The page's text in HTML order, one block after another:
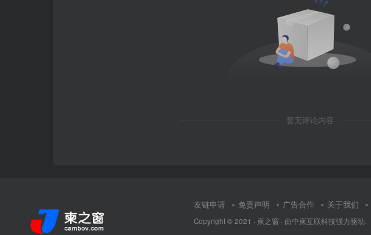
暂无评论内容
友链申请 免责声明 广告合作 关于我们
Copyright © 2021 · 柬之窗 · 由中柬互联科技强力驱动.